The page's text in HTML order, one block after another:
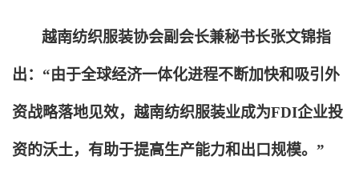
越南纺织服装协会副会长兼秘书长张文锦指
出：“由于全球经济一体化进程不断加快和吸引外
资战略落地见效，越南纺织服装业成为FDI企业投
资的沃土，有助于提高生产能力和出口规模。”